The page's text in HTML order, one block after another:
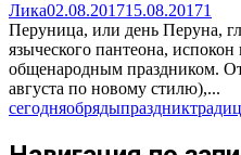
Лика02.08.201715.08.20171
Перуница, или день Перуна,
языческого пантеона, испокон
общенародным праздником.
августа по новому стилю),...
сегодняобрядыпраздник